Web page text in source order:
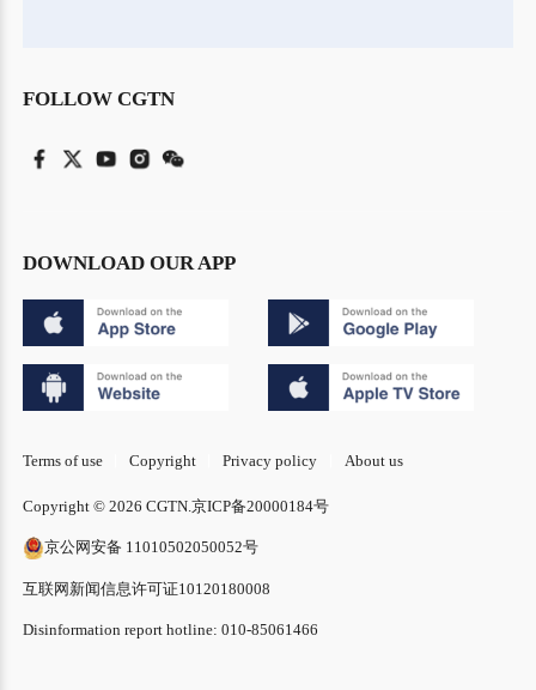
FOLLOW CGTN
DOWNLOAD OUR APP
Terms of use Copyright Privacy policy About us
Copyright © 2026 CGTN. 京ICP备20000184号
京公网安备 11010502050052号
互联网新闻信息许可证10120180008
Disinformation report hotline: 010-85061466